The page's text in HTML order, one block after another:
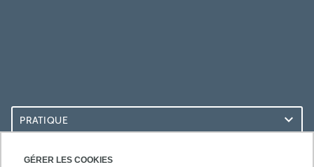
GÉRER LES COOKIES
PRATIQUE
ACCÈS RAPIDES